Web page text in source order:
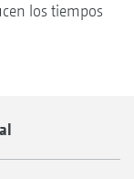
los tiempos